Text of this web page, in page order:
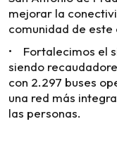
mejorar la
comunidad de
• Fortalecimos el
siendo
con 2.297 buses
una red más
las personas.